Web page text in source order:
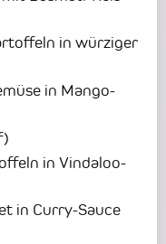
in würziger
in Mango-
in Vindaloo-
in Curry-Sauce